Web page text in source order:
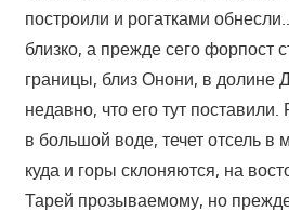
построили и рогатками
близко, а прежде сего форпост
границы, близ Онони, в долине
недавно, что его тут
в большой воде, течет отсель в
куда и горы склоняются, на
Тарей прозываемому, но